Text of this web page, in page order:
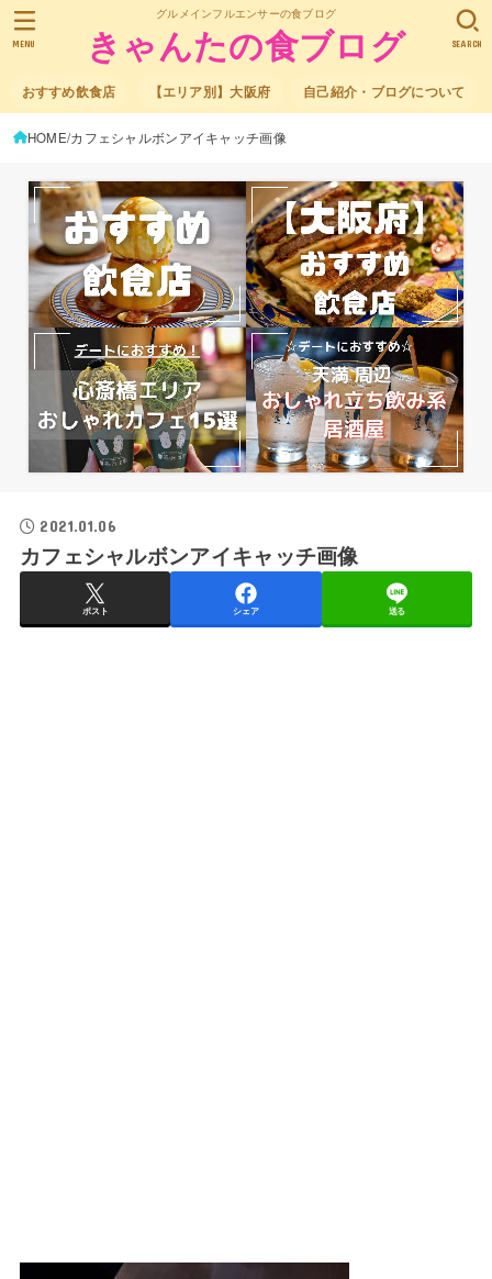
グルメインフルエンサーの食ブログ
きゃんたの食ブログ
おすすめ飲食店 【エリア別】大阪府 自己紹介・ブログについて
SEARCH
MENU
HOME カフェシャルボンアイキャッチ画像
2021.01.06
カフェシャルボンアイキャッチ画像
ポスト シェア 送る